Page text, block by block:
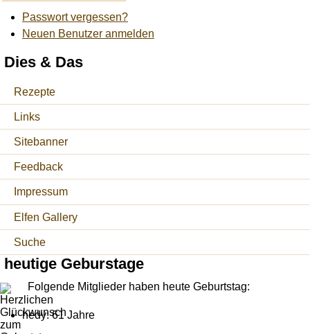
Passwort vergessen?
Neuen Benutzer anmelden
Dies & Das
Rezepte
Links
Sitebanner
Feedback
Impressum
Elfen Gallery
Suche
heutige Geburstage
Folgende Mitglieder haben heute Geburtstag:
hedy: 61 Jahre